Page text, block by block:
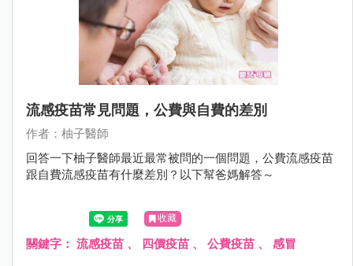
流感疫苗常見問題，公費與自費的差別
作者：柚子醫師
回答一下柚子醫師最近最常被問的一個問題，公費流感疫苗
跟自費流感疫苗有什麼差別？以下幫爸媽解答～
收藏
關鍵字： 流感疫苗 、 四價疫苗 、 公費疫苗 、 感冒